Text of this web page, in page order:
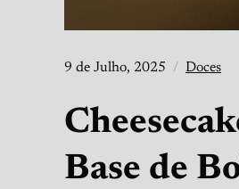
9 de Julho, 2025 Doces
Base de